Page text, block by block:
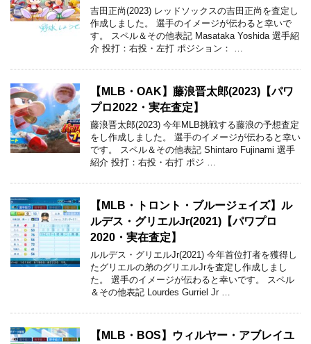
吉田正尚(2023) レッドソックスの吉田正尚を査定し
作成しました。 選手のイメージが伝わると幸いで
す。 スペル＆その他表記 Masataka Yoshida 選手紹
介 投打：右投・左打 ポジション： …
【MLB・OAK】藤浪晋太郎(2023)【パワ
プロ2022・実在査定】
藤浪晋太郎(2023) 今年MLB挑戦する藤浪の予想査定
をし作成しました。 選手のイメージが伝わると幸い
です。 スペル＆その他表記 Shintaro Fujinami 選手
紹介 投打：右投・右打 ポジ …
【MLB・トロント・ブルージェイズ】ル
ルデス・グリエルJr(2021)【パワプロ
2020・実在査定】
ルルデス・グリエルJr(2021) 今年首位打者を獲得し
たグリエルの弟のグリエルJrを査定し作成しまし
た。 選手のイメージが伝わると幸いです。 スペル
＆その他表記 Lourdes Gurriel Jr …
【MLB・BOS】ウィルヤー・アブレイユ